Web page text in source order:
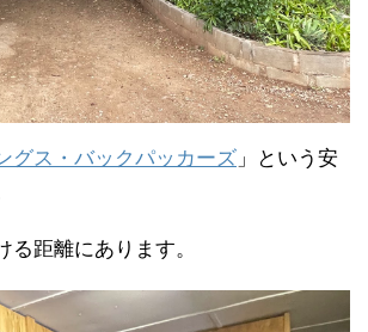
グス・バックパッカーズ 」という安
る距離にあります。